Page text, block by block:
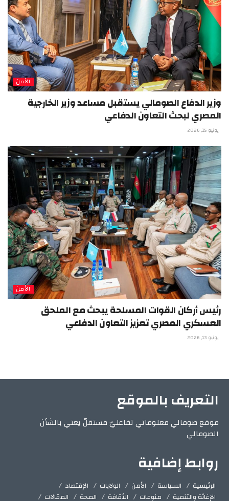
الأمن
وزير الدفاع الصومالي يستقبل مساعد وزير الخارجية
المصري لبحث التعاون الدفاعي
يونيو 15, 2026
الأمن
رئيس أركان القوات المسلحة يبحث مع الملحق
العسكري المصري تعزيز التعاون الدفاعي
يونيو 13, 2026
التعريف بالموقع
موقع صومالي معلوماتي تفاعليّ مستقلّ يعني بالشأن
الصومالي
روابط إضافية
الرئيسية السياسة الأمن الولايات
الإقتصاد
الإغاثة والتنمية
منوعات الثقافة الصحة المقالات